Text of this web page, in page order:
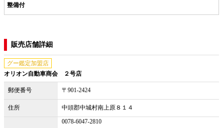
整備付
販売店舗詳細
グー鑑定加盟店
オリオン自動車商会 ２号店
郵便番号 〒901-2424
住所 中頭郡中城村南上原８１４
0078-6047-2810